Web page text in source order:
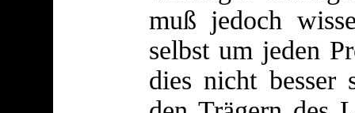
muß jedoch
selbst um jeden
dies nicht besser